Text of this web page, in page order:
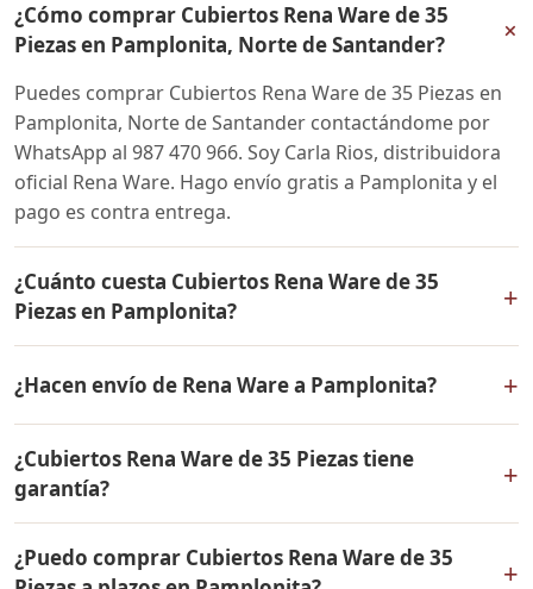
¿Cómo comprar Cubiertos Rena Ware de 35
Piezas en Pamplonita, Norte de Santander?
+
Puedes comprar Cubiertos Rena Ware de 35 Piezas en
Pamplonita, Norte de Santander contactándome por
WhatsApp al 987 470 966. Soy Carla Rios, distribuidora
oficial Rena Ware. Hago envío gratis a Pamplonita y el
pago es contra entrega.
¿Cuánto cuesta Cubiertos Rena Ware de 35
Piezas en Pamplonita?
+
mismo en todo Colombia. Contáctame por WhatsApp
para conocer el precio actual, promociones disponibles
y facilidades de pago en cuotas desde el 10% de inicial.
¿Hacen envío de Rena Ware a Pamplonita? +
Piezas a Pamplonita, Norte de Santander y a todo
Colombia. El pago es contra entrega.
¿Cubiertos Rena Ware de 35 Piezas tiene
garantía?
+
por vida contra defectos de fabricación. Todos los
¿Puedo comprar Cubiertos Rena Ware de 35
+